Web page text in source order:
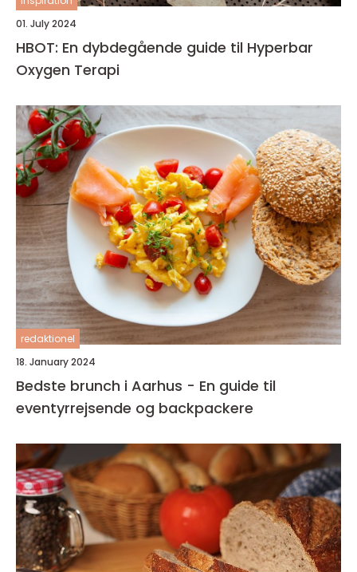
01. July 2024
HBOT: En dybdegående guide til Hyperbar
Oxygen Terapi
redaktionel
18. January 2024
Bedste brunch i Aarhus - En guide til
eventyrrejsende og backpackere